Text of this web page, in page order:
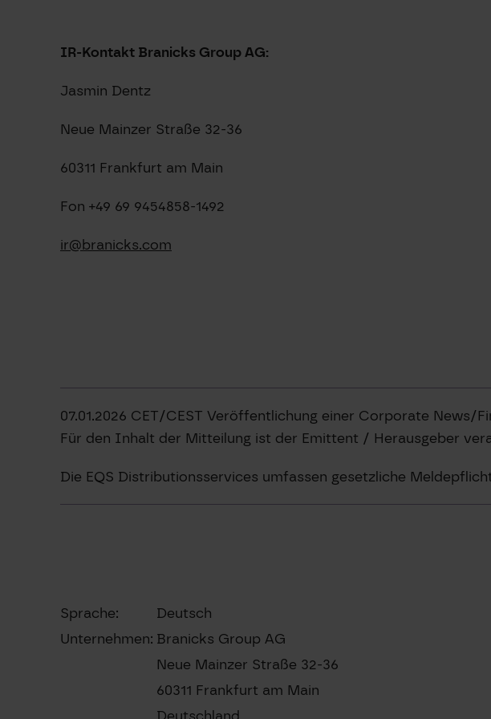
IR-Kontakt Branicks Group AG:
Jasmin Dentz
Neue Mainzer Straße 32-36
60311 Frankfurt am Main
Fon +49 69 9454858-1492
ir@branicks.com
07.01.2026 CET/CEST Veröffentlichung einer Corporate News/
Für den Inhalt der Mitteilung ist der Emittent / Herausgeber
Die EQS Distributionsservices umfassen gesetzliche
Sprache:
Deutsch
Unternehmen: Branicks Group AG
Neue Mainzer Straße 32-36
60311 Frankfurt am Main
Deutschland